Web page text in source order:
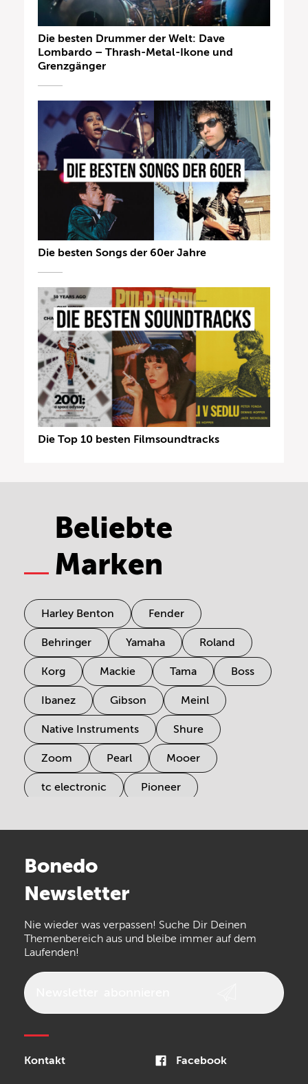
Die besten Drummer der Welt: Dave
Lombardo – Thrash-Metal-Ikone und
Grenzgänger
Die besten Songs der 60er Jahre
Die Top 10 besten Filmsoundtracks
Beliebte
Marken
Harley Benton Fender
Behringer Yamaha Roland
Korg Mackie Tama Boss
Ibanez Gibson Meinl
Native Instruments Shure
Zoom Pearl Mooer
tc electronic Pioneer
Arturia
the t.bone
Walrus Audio Epiphone
Bonedo
Newsletter
Nie wieder was verpassen! Suche Dir Deinen
Themenbereich aus und bleibe immer auf dem
Laufenden!
Kontakt Facebook